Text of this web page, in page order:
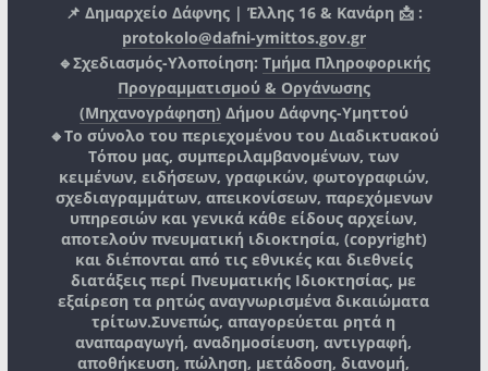
📌 Δημαρχείο Δάφνης | Έλλης 16 & Κανάρη 📩 :
protokolo@dafni-ymittos.gov.gr
🔹Σχεδιασμός-Υλοποίηση: Τμήμα Πληροφορικής
Προγραμματισμού & Οργάνωσης
(Μηχανογράφηση) Δήμου Δάφνης-Υμηττού
🔸Το σύνολο του περιεχομένου του Διαδικτυακού
Τόπου μας, συμπεριλαμβανομένων, των
κειμένων, ειδήσεων, γραφικών, φωτογραφιών,
σχεδιαγραμμάτων, απεικονίσεων, παρεχόμενων
υπηρεσιών και γενικά κάθε είδους αρχείων,
αποτελούν πνευματική ιδιοκτησία, (copyright)
και διέπονται από τις εθνικές και διεθνείς
διατάξεις περί Πνευματικής Ιδιοκτησίας, με
εξαίρεση τα ρητώς αναγνωρισμένα δικαιώματα
τρίτων.Συνεπώς, απαγορεύεται ρητά η
αναπαραγωγή, αναδημοσίευση, αντιγραφή,
αποθήκευση, πώληση, μετάδοση, διανομή,